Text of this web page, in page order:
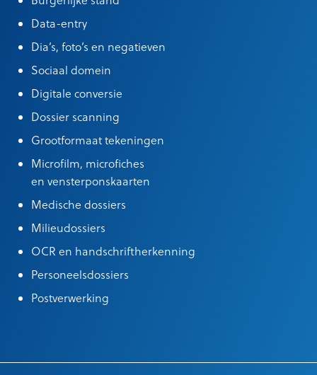
Data-entry
Dia’s, foto’s en negatieven
Sociaal domein
Digitale conversie
Dossier scanning
Grootformaat tekeningen
Microfilm, microfiches
en vensterponskaarten
Medische dossiers
Milieudossiers
OCR en handschriftherkenning
Personeelsdossiers
Postverwerking